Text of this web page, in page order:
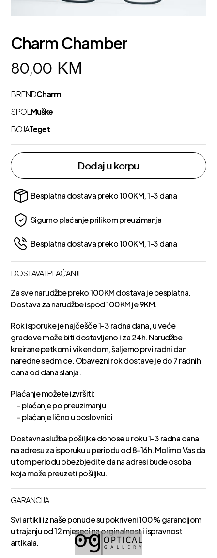
Charm Chamber
80,00 KM
BRENDCharm
SPOL Muške
BOJATeget
Dodaj u korpu
Besplatna dostava preko 100KM, 1-3 dana
Sigurno plaćanje prilikom preuzimanja
Besplatna dostava preko 100KM, 1-3 dana
DOSTAVA I PLAĆANJE
Za sve narudžbe preko 100KM dostava je besplatna.
Dostava za narudžbe ispod 100KM je 9KM.
Rok isporuke je najčešče 1-3 radna dana, u veće
gradove može biti dostavljeno i za 24h. Narudžbe
kreirane petkom i vikendom, šaljemo prvi radni dan
naredne sedmice. Obavezni rok dostave je do 7 radnih
dana od dana slanja.
Plaćanje možete izvršiti:
- plaćanje po preuzimanju
- plaćanje lično u poslovnici
Dostavna služba pošiljke donose u roku 1-3 radna dana
na adresu za isporuku u periodu od 8-16h. Molimo Vas da
u tom periodu obezbjedite da na adresi bude osoba
koja može preuzeti pošiljku.
GARANCIJA
Svi artikli iz naše ponude su pokriveni 100% garancijom
u trajanju od 12 mjeseci na orginalnost i ispravnost
artikala.